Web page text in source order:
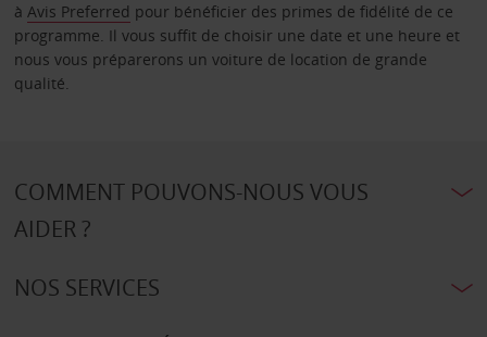
à Avis Preferred pour bénéficier des primes de fidélité de ce
programme. Il vous suffit de choisir une date et une heure et
nous vous préparerons un voiture de location de grande
qualité.
COMMENT POUVONS-NOUS VOUS
AIDER ?
NOS SERVICES